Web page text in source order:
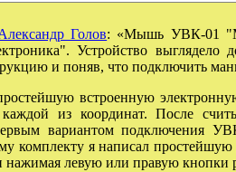
Голов: «Мышь УВК-01
Устройство выглядело
и поняв, что подключить
встроенную
из координат. После
вариантом подключения
комплекту я написал
нажимая левую или правую кнопки